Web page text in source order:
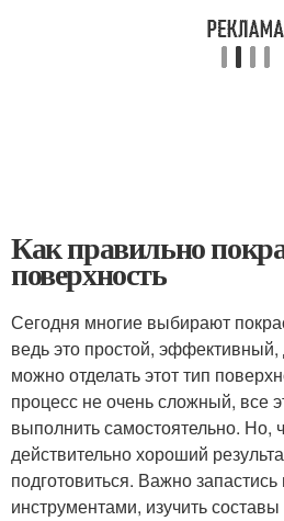
Как правильно
поверхность
Сегодня многие выбирают
ведь это простой, эффективный,
можно отделать этот тип
процесс не очень сложный, все
выполнить самостоятельно. Но,
действительно хороший
подготовиться. Важно
инструментами, изучить составы